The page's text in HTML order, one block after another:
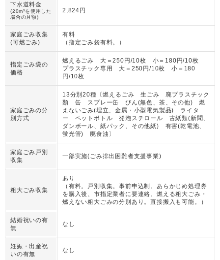
下水道料金
(20m³を使用した
場合の月額)
2,824円
家庭ごみ収集
(可燃ごみ)
有料
（ 指定ごみ袋有料。 ）
指定ごみ袋の
価格
燃えるごみ 大＝250円/10枚 小＝180円/10枚
プラスチック専用 大＝250円/10枚 小＝180
円/10枚
家庭ごみの分
別方式
13分別20種〔燃えるごみ 生ごみ 廃プラスチック
類 缶 スプレー缶 びん(無色、茶、その他) 燃
えないごみ(埋立、金属・小型電気製品) ライタ
ー ペットボトル 発泡スチロール 古紙類(新聞、
ダンボール、紙パック、その他紙) 有害(乾電池、
蛍光管) 廃食油〕
家庭ごみ戸別
収集
一部実施(ごみ排出困難者支援事業)
粗大ごみ収集
あり
（ 有料。戸別収集。事前申込制。あらかじめ処理券
を購入後、市指定業者に要連絡。燃える粗大ごみ・
燃えない粗大ごみの分別あり。直接搬入も可能。
）
結婚祝いの有
無
なし
妊娠・出産祝
いの有無
なし